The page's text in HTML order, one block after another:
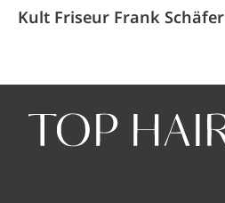
Kult Friseur Frank Schäfer